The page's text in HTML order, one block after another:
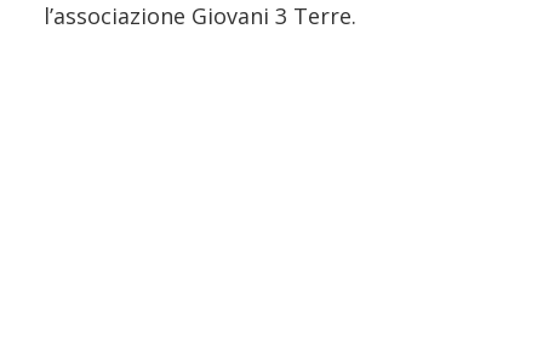
l’associazione Giovani 3 Terre.